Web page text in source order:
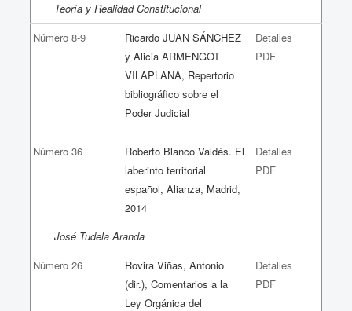
Teoría y Realidad Constitucional
Número 8-9
Ricardo JUAN SÁNCHEZ
y Alicia ARMENGOT
VILAPLANA, Repertorio
bibliográfico sobre el
Poder Judicial
Detalles
PDF
Número 36
Roberto Blanco Valdés. El
laberinto territorial
español, Alianza, Madrid,
2014
Detalles
PDF
José Tudela Aranda
Número 26
Rovira Viñas, Antonio
(dir.), Comentarios a la
Ley Orgánica del
Detalles
PDF